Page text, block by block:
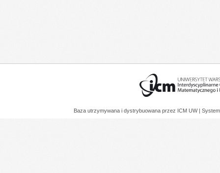
Baza utrzymywana i dystrybuowana przez ICM UW |